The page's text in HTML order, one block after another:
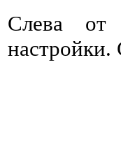
Слева от
настройки.